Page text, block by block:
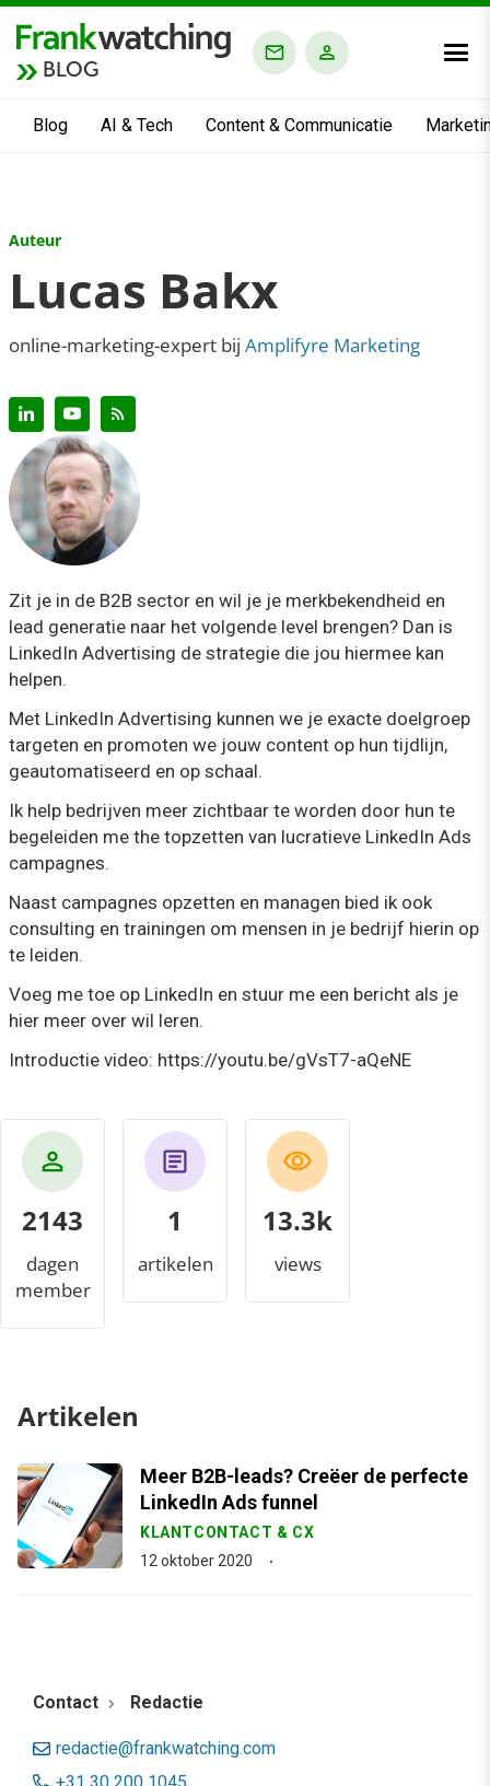
BLOG
Blog AI & Tech Content & Communicatie
Auteur
Lucas Bakx
online-marketing-expert bij Amplifyre Marketing
Zit je in de B2B sector en wil je je merkbekendheid en
lead generatie naar het volgende level brengen? Dan is
LinkedIn Advertising de strategie die jou hiermee kan
helpen.
Met LinkedIn Advertising kunnen we je exacte doelgroep
targeten en promoten we jouw content op hun tijdlijn,
geautomatiseerd en op schaal.
Ik help bedrijven meer zichtbaar te worden door hun te
begeleiden me the topzetten van lucratieve LinkedIn Ads
campagnes.
Naast campagnes opzetten en managen bied ik ook
consulting en trainingen om mensen in je bedrijf hierin op
te leiden.
Voeg me toe op LinkedIn en stuur me een bericht als je
hier meer over wil leren.
Introductie video: https://youtu.be/gVsT7-aQeNE
2143
dagen
member
1
artikelen
14.4k
views
Artikelen
Meer B2B-leads? Creëer de perfecte
LinkedIn Ads funnel
KLANTCONTACT & CX
12 oktober 2020
Contact Redactie
redactie@frankwatching.com